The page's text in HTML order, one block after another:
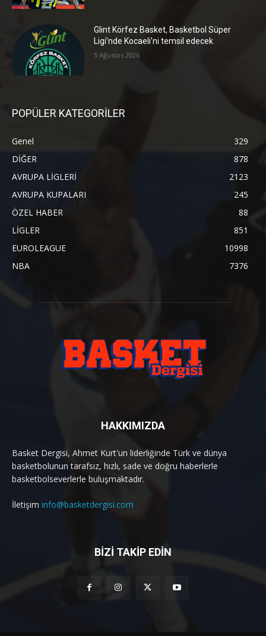
Glint Körfez Basket, Basketbol Süper
Ligi’nde Kocaeli’ni temsil edecek
5 Ağustos 2026
POPÜLER KATEGORİLER
Genel
329
DİĞER
878
AVRUPA LİGLERİ
2123
AVRUPA KUPALARI
245
ÖZEL HABER
88
LİGLER
851
EUROLEAGUE
10998
NBA
7376
HAKKIMIZDA
Basket Dergisi, Ahmet Kurt'un liderliğinde Türk ve dünya
basketbolunun tarafsız, hızlı, sade ve doğru haberlerle
basketbolseverlerle buluşmaktadır.
İletişim info@basketdergisi.com
BİZİ TAKİP EDİN